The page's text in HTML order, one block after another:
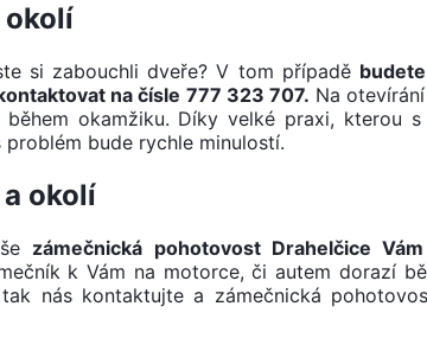
okolí
si zabouchli dveře? V tom případě
na čísle 777 323 707. Na
okamžiku. Díky velké praxi, kterou
bude rychle minulostí.
okolí
zámečnická pohotovost Drahelčice
k Vám na motorce, či autem dorazí
nás kontaktujte a zámečnická